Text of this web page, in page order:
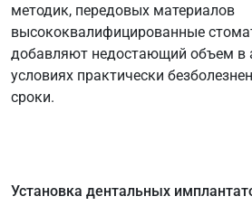
методик, передовых материалов
высококвалифицированные
добавляют недостающий объем в
условиях практически
сроки.
Установка дентальных